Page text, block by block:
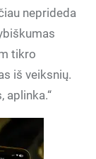
neprideda
tikro
iš veiksnių.
aplinka.“